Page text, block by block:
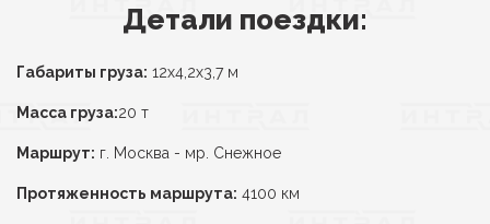
Детали поездки:
Габариты груза: 12х4,2х3,7 м
Масса груза:20 т
Маршрут: г. Москва - мр. Снежное
Протяженность маршрута: 4100 км